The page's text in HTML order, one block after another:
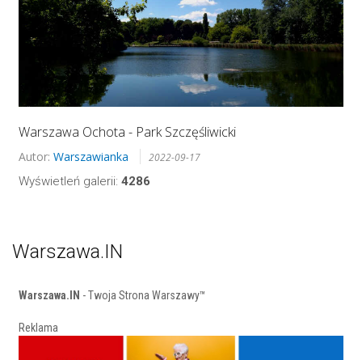
Warszawa Ochota - Park Szczęśliwicki
Autor: Warszawianka 2022-09-17
Wyświetleń galerii: 4286
Warszawa.IN
Warszawa.IN - Twoja Strona Warszawy™
Reklama